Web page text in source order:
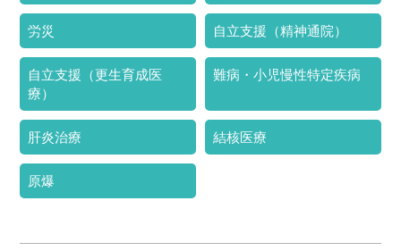
労災 自立支援（精神通院）
自立支援（更生育成医
療）
難病・小児慢性特定疾病
肝炎治療 結核医療
原爆